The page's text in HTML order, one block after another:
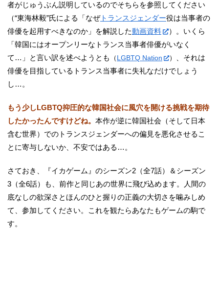
者がじゅうぶん説明しているのでそちらを参照してください
（“東海林毅”氏による「なぜトランスジェンダー役は当事者の
俳優を起用すべきなのか」を解説した動画資料
）。いくら
「韓国にはオープンリーなトランス当事者俳優がいなく
て…」と言い訳を述べようとも
（LGBTQ Nation ）
、それは
俳優を目指しているトランス当事者に失礼なだけでしょう
し…。
もう少しLGBTQ抑圧的な韓国社会に風穴を開ける挑戦を期待
したかったんですけどね。 本作が逆に韓国社会（そして日本
含む世界）でのトランスジェンダーへの偏見を悪化させるこ
とに寄与しないか、不安ではある…。
さておき、『イカゲーム』のシーズン2（全7話）＆シーズン
3（全6話）も、前作と同じあの世界に飛び込めます。人間の
底なしの欲深さとほんのひと握りの正義の大切さを噛みしめ
て、参加してください。これを観たらあなたもゲームの駒で
す。